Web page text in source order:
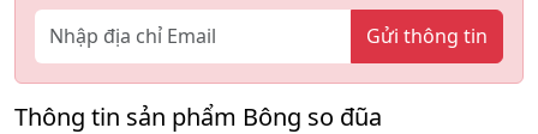
Gửi thông tin
Thông tin sản phẩm Bông so đũa